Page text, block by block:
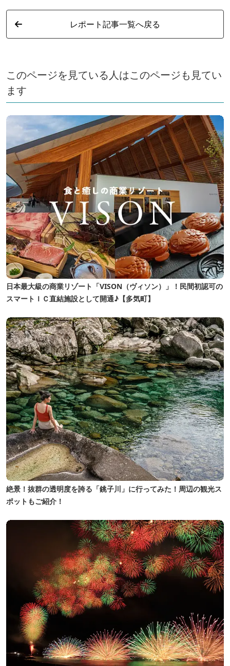
レポート記事一覧へ戻る
このページを見ている人はこのページも見てい
ます
日本最大級の商業リゾート「VISON（ヴィソン）」！民間初認可の
スマートＩＣ直結施設として開通♪【多気町】
絶景！抜群の透明度を誇る「銚子川」に行ってみた！周辺の観光ス
ポットもご紹介！